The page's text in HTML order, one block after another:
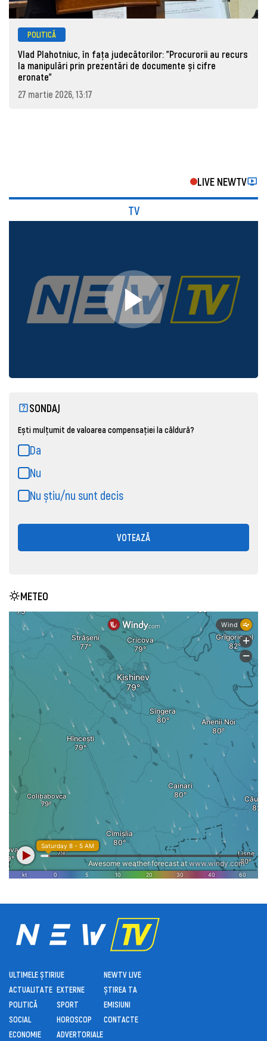
POLITICĂ
Vlad Plahotniuc, în fața judecătorilor: "Procurorii au recurs
la manipulări prin prezentări de documente și cifre
eronate"
27 martie 2026, 13:17
LIVE NEWTV
TV
SONDAJ
Ești mulțumit de valoarea compensației la căldură?
Da
Nu
Nu știu/nu sunt decis
VOTEAZĂ
METEO
ULTIMELE ȘTIRI
ACTUALITATE
POLITICĂ
SOCIAL
ECONOMIE
UE
EXTERNE
SPORT
HOROSCOP
ADVERTORIALE
NEWTV LIVE
ȘTIREA TA
EMISIUNI
CONTACTE